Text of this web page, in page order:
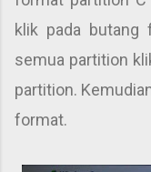
klik pada butang
semua partition
partition.
format.